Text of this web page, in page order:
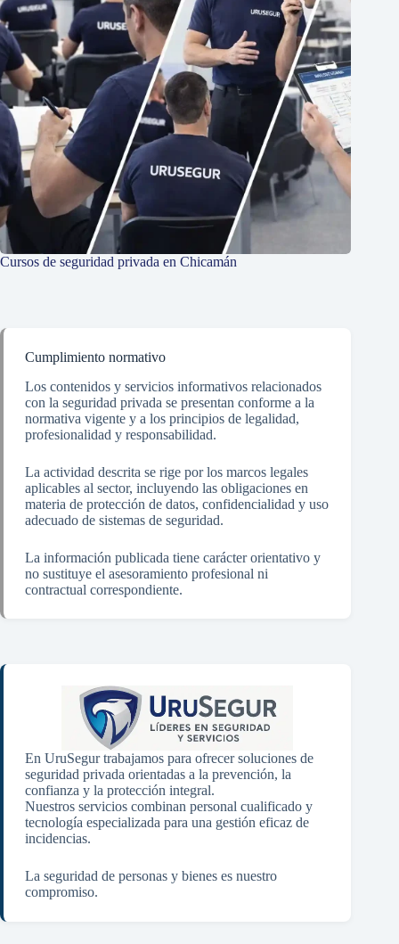
Cursos de seguridad privada en Chicamán
Cumplimiento normativo
Los contenidos y servicios informativos relacionados
con la seguridad privada se presentan conforme a la
normativa vigente y a los principios de legalidad,
profesionalidad y responsabilidad.
La actividad descrita se rige por los marcos legales
aplicables al sector, incluyendo las obligaciones en
materia de protección de datos, confidencialidad y uso
adecuado de sistemas de seguridad.
La información publicada tiene carácter orientativo y
no sustituye el asesoramiento profesional ni
contractual correspondiente.
En UruSegur trabajamos para ofrecer soluciones de
seguridad privada orientadas a la prevención, la
confianza y la protección integral.
Nuestros servicios combinan personal cualificado y
tecnología especializada para una gestión eficaz de
incidencias.
La seguridad de personas y bienes es nuestro
compromiso.